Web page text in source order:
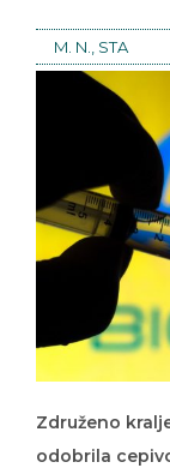
M. N., STA
Združeno
odobrila